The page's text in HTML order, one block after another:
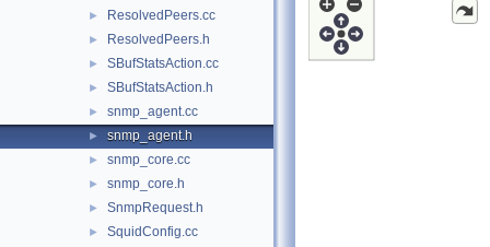
► ResolvedPeers.cc
► ResolvedPeers.h
► SBufStatsAction.cc
► SBufStatsAction.h
► snmp_agent.cc
► snmp_agent.h
► snmp_core.cc
► snmp_core.h
► SnmpRequest.h
► SquidConfig.cc